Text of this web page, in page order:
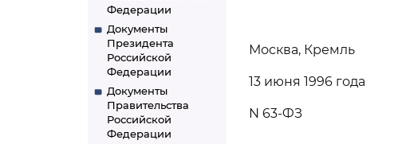
Федерации
Документы
Президента
Российской
Федерации
Документы
Правительства
Российской
Федерации
Москва, Кремль
13 июня 1996 года
N 63-ФЗ